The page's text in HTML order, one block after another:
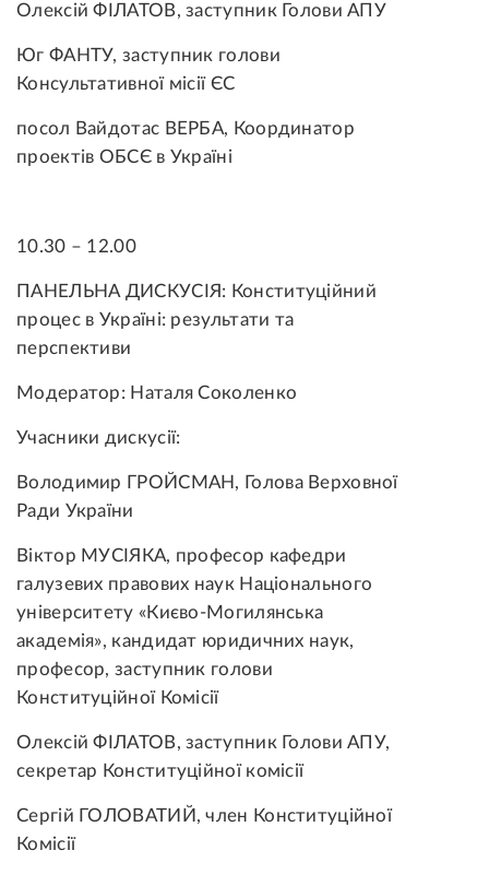
Олексій ФІЛАТОВ, заступник Голови АПУ
Юг ФАНТУ, заступник голови
Консультативної місії ЄС
посол Вайдотас ВЕРБА, Координатор
проектів ОБСЄ в Україні
10.30 – 12.00
ПАНЕЛЬНА ДИСКУСІЯ: Конституційний
процес в Україні: результати та
перспективи
Модератор: Наталя Соколенко
Учасники дискусії:
Володимир ГРОЙСМАН, Голова Верховної
Ради України
Віктор МУСІЯКА, професор кафедри
галузевих правових наук Національного
університету «Києво-Могилянська
академія», кандидат юридичних наук,
професор, заступник голови
Конституційної Комісії
Олексій ФІЛАТОВ, заступник Голови АПУ,
секретар Конституційної комісії
Сергій ГОЛОВАТИЙ, член Конституційної
Комісії